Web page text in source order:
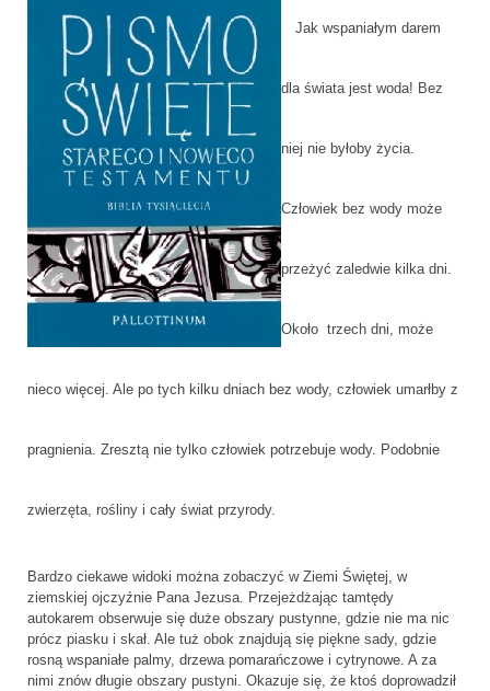
Jak wspaniałym darem
dla świata jest woda! Bez
niej nie byłoby życia.
Człowiek bez wody może
przeżyć zaledwie kilka dni.
Około trzech dni, może
nieco więcej. Ale po tych kilku dniach bez wody, człowiek umarłby z
pragnienia. Zresztą nie tylko człowiek potrzebuje wody. Podobnie
zwierzęta, rośliny i cały świat przyrody.
Bardzo ciekawe widoki można zobaczyć w Ziemi Świętej, w
ziemskiej ojczyźnie Pana Jezusa. Przejeżdżając tamtędy
autokarem obserwuje się duże obszary pustynne, gdzie nie ma nic
prócz piasku i skał. Ale tuż obok znajdują się piękne sady, gdzie
rosną wspaniałe palmy, drzewa pomarańczowe i cytrynowe. A za
nimi znów długie obszary pustyni. Okazuje się, że ktoś doprowadził